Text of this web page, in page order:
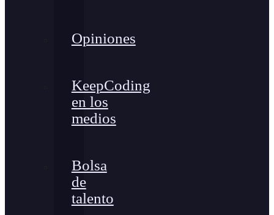
Opiniones
KeepCoding
en los
medios
Bolsa
de
talento